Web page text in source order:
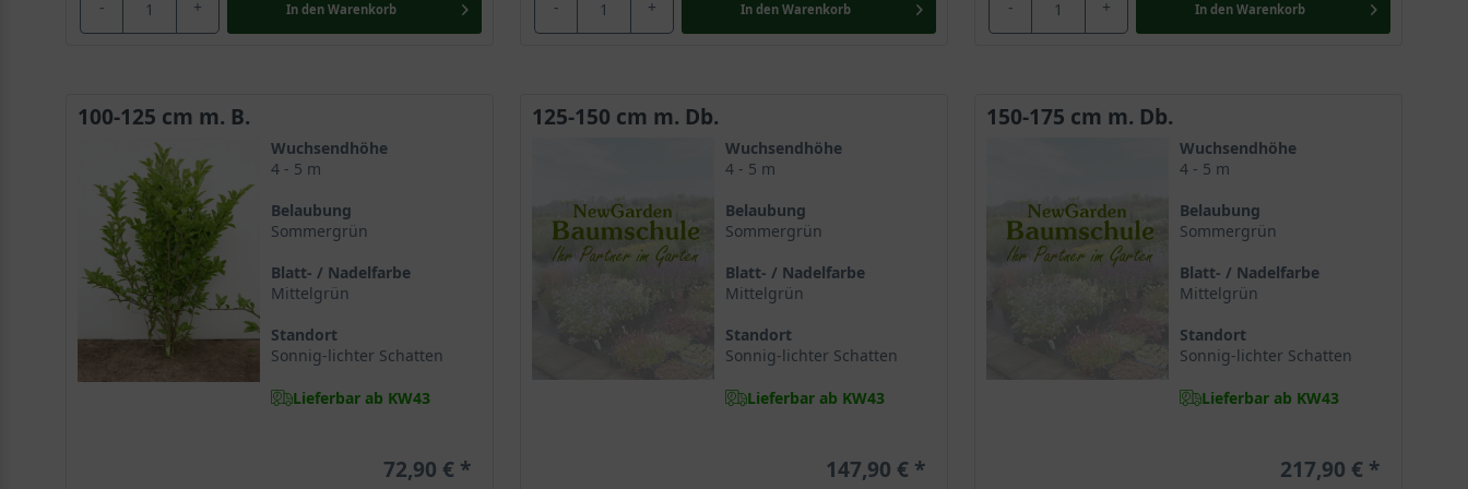
strahlt in einem liebreizenden Rosa und entführt den Betrachter für einen kurzen Moment in eine Märchenwelt. Im Zusammenspiel mit ihrer ausladenden und besonders
darüber hinaus als winterhart sowie pflegeleicht.
Wissenswertes zur Magnolie allgemein
Neben ihrer Verwendung als attraktives Ziergehölz werden einige Arten der Magnolie auch im Bereich der Naturmedizin genutzt und liefern Rohstoffe zur Herstellung von
Arzneien. Sie werden zum Beispiel bei Verdauungsproblemen, Entzündungen, Erkältungen und Asthma eingesetzt. In Asien wurde die Magnolie bereits im 7. Jahrhundert in
buddhistischen Klöstern kultiviert und als Zierelement verehrt. Sie steht dort generell als Symbol für das weibliche Prinzip (Yin) und steht für Anmut, Reinheit und Würde. Der
chinesische Name “Mulan“ ist in vielen Filmen und Sagen ein Begriff, er bedeutet übersetzt Magnolie.
- + In den Warenkorb - + In den Warenkorb - + In den Warenkorb
100-125 cm m. B.
Wuchsendhöhe
4 - 5 m
Belaubung
Sommergrün
Blatt- / Nadelfarbe
Mittelgrün
Standort
Sonnig-lichter Schatten
Lieferbar ab KW43
72,90 €
125-150 cm m. Db.
Wuchsendhöhe
4 - 5 m
Belaubung
Sommergrün
Blatt- / Nadelfarbe
Mittelgrün
Standort
Sonnig-lichter Schatten
Lieferbar ab KW43
147,90 €
150-175 cm m. Db.
Wuchsendhöhe
4 - 5 m
Belaubung
Sommergrün
Blatt- / Nadelfarbe
Mittelgrün
Standort
Sonnig-lichter Schatten
Lieferbar ab KW43
217,90 €